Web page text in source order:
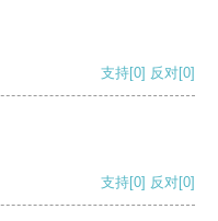
支持[0] 反对[0]
支持[0] 反对[0]